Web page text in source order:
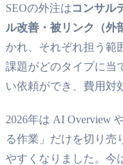
SEOの外注はコンサル
ル改善・被リンク（外
かれ、それぞれ担う範
課題がどのタイプに当
い依頼ができ、費用対
2026年は AI Overview
る作業」だけを切り売
やすくなりました。今